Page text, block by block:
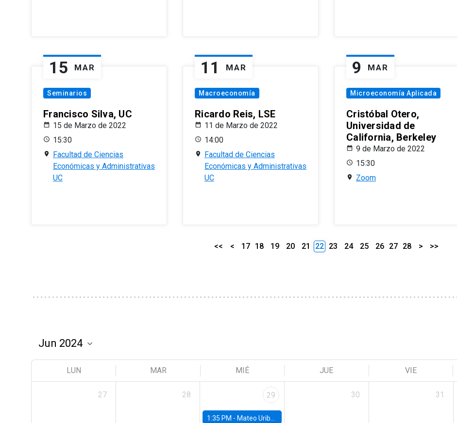
15 MAR
Seminarios
Francisco Silva, UC
15 de Marzo de 2022
15:30
Facultad de Ciencias
Económicas y Administrativas
UC
11 MAR
Macroeconomía
Ricardo Reis, LSE
11 de Marzo de 2022
14:00
Facultad de Ciencias
Económicas y Administrativas
UC
9 MAR
Microeconomía Aplicada
Cristóbal Otero,
Universidad de
California, Berkeley
9 de Marzo de 2022
15:30
Zoom
<< < 17 18 19 20 21 22 23 24 25 26 27 28 > >>
LUN MAR MIÉ JUE VIE
27 28 29
1:35 PM - Mateo Uribe-Castro, Universidad de los Andes (Colombia)
30 31